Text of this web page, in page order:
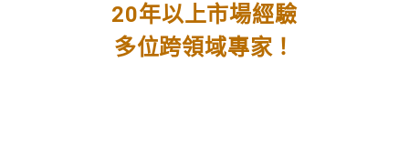
20年以上市場經驗
多位跨領域專家！